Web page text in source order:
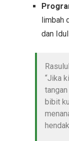
limbah
dan
“Jika
bibit